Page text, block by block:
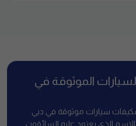
الموثوقة في
سيارات موثوقة في دبي
الذي يعتمد عليه السائقون.